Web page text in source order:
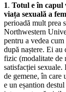
1. Totul e în capul
viața sexuală a
perioadă mult prea
Northwestern
pentru a vedea
după naștere. Ei au
fizic (modalitate de
satisfacției sexuale.
de gemene, în care
e un eșantion